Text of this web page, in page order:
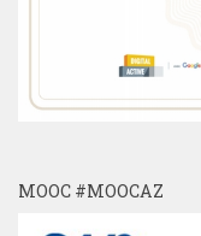
MOOC #MOOCAZ